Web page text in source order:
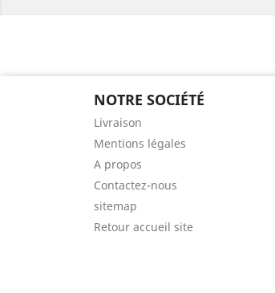
NOTRE SOCIÉTÉ
Livraison
Mentions légales
A propos
Contactez-nous
sitemap
Retour accueil site